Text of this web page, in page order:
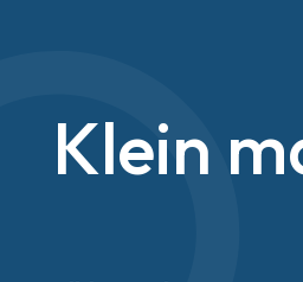
Klein